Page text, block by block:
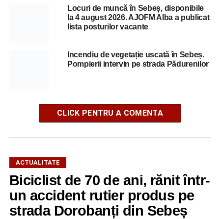
Locuri de muncă în Sebeș, disponibile
la 4 august 2026. AJOFM Alba a publicat
lista posturilor vacante
Incendiu de vegetație uscată în Sebeș.
Pompierii intervin pe strada Pădurenilor
CLICK PENTRU A COMENTA
ACTUALITATE
Biciclist de 70 de ani, rănit într-
un accident rutier produs pe
strada Dorobanți din Sebeș